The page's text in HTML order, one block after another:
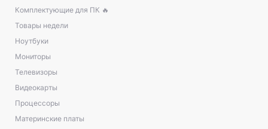
Комплектующие для ПК 🔥
Товары недели
Ноутбуки
Мониторы
Телевизоры
Видеокарты
Процессоры
Материнские платы